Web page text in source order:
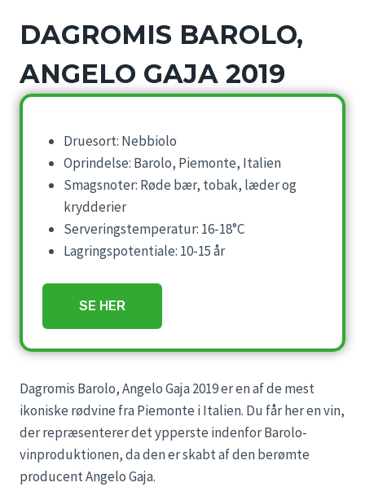
DAGROMIS BAROLO,
ANGELO GAJA 2019
Druesort: Nebbiolo
Oprindelse: Barolo, Piemonte, Italien
Smagsnoter: Røde bær, tobak, læder og
krydderier
Serveringstemperatur: 16-18°C
Lagringspotentiale: 10-15 år
SE HER
Dagromis Barolo, Angelo Gaja 2019 er en af de mest
ikoniske rødvine fra Piemonte i Italien. Du får her en vin,
der repræsenterer det ypperste indenfor Barolo-
vinproduktionen, da den er skabt af den berømte
producent Angelo Gaja.